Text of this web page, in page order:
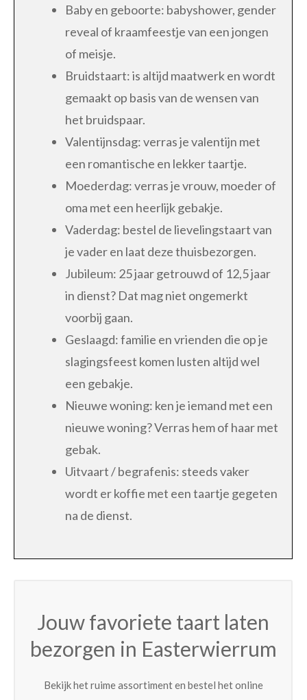
Baby en geboorte: babyshower, gender
reveal of kraamfeestje van een jongen
of meisje.
Bruidstaart: is altijd maatwerk en wordt
gemaakt op basis van de wensen van
het bruidspaar.
Valentijnsdag: verras je valentijn met
een romantische en lekker taartje.
Moederdag: verras je vrouw, moeder of
oma met een heerlijk gebakje.
Vaderdag: bestel de lievelingstaart van
je vader en laat deze thuisbezorgen.
Jubileum: 25 jaar getrouwd of 12,5 jaar
in dienst? Dat mag niet ongemerkt
voorbij gaan.
Geslaagd: familie en vrienden die op je
slagingsfeest komen lusten altijd wel
een gebakje.
Nieuwe woning: ken je iemand met een
nieuwe woning? Verras hem of haar met
gebak.
Uitvaart / begrafenis: steeds vaker
wordt er koffie met een taartje gegeten
na de dienst.
Jouw favoriete taart laten
bezorgen in Easterwierrum
Bekijk het ruime assortiment en bestel het online